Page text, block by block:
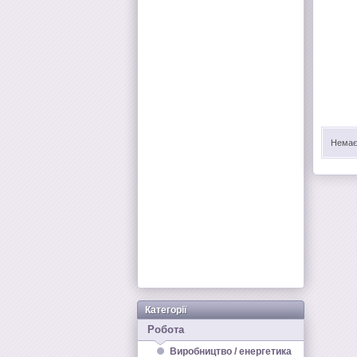
Категорії
Робота
Виробництво / енергетика
Немає